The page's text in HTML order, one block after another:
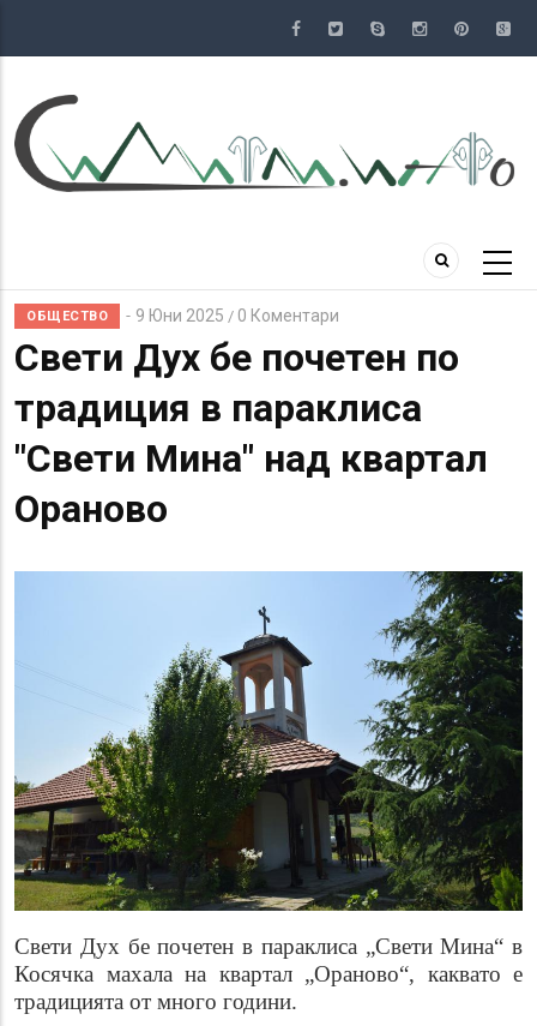
съдържание
ОБЩЕСТВО 9 Юни 2025 / 0 Коментари
Свети Дух бе почетен по
традиция в параклиса
"Свети Мина" над квартал
Ораново
Свети Дух бе почетен в параклиса „Свети Мина“ в
Косячка махала на квартал „Ораново“, каквато е
традицията от много години.